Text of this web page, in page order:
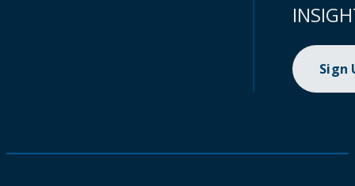
Sign